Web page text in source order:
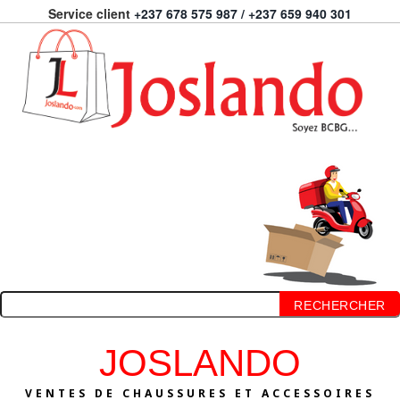
Service client +237 678 575 987 / +237 659 940 301
RECHERCHER
JOSLANDO
VENTES DE CHAUSSURES ET ACCESSOIRES